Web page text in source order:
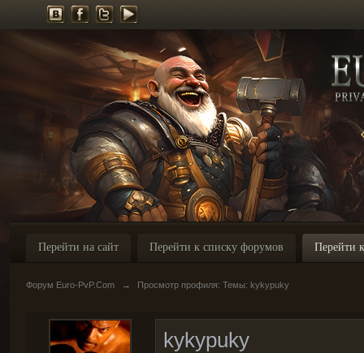
Перейти на сайт Перейти к списку форумов Перейти
Форум Euro-PvP.Com → Просмотр профиля: Темы: kykypuky
kykypuky